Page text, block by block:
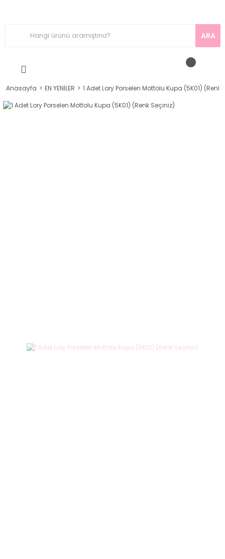
ARA
Anasayfa EN YENİLER 1 Adet Lory Porselen Mottolu Kupa (5K01) (Renk